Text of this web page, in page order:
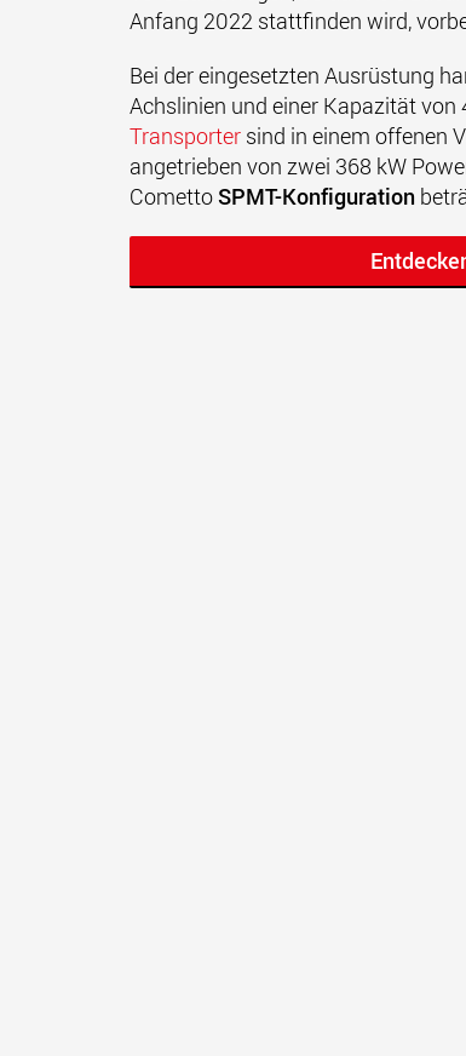
Anfang 2022 stattfinden wird,
Bei der eingesetzten Ausrüstung
Achslinien und einer Kapazität von
Transporter sind in einem offenen
angetrieben von zwei 368 kW
ComettoSPMT-Konfiguration